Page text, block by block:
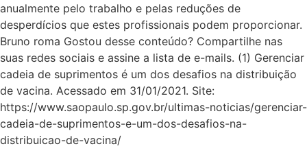
anualmente pelo trabalho e pelas reduções de
desperdícios que estes profissionais podem proporcionar.
Bruno roma Gostou desse conteúdo? Compartilhe nas
suas redes sociais e assine a lista de e-mails. (1) Gerenciar
cadeia de suprimentos é um dos desafios na distribuição
de vacina. Acessado em 31/01/2021. Site:
https://www.saopaulo.sp.gov.br/ultimas-noticias/gerenciar-
cadeia-de-suprimentos-e-um-dos-desafios-na-
distribuicao-de-vacina/